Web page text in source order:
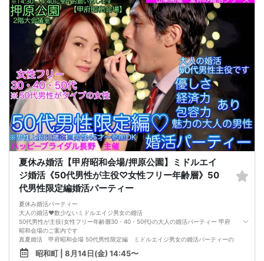
夏休み婚活【甲府昭和会場/押原公園】ミドルエイ
ジ婚活《50代男性が主役♡女性フリー年齢層》50
代男性限定編婚活パーティー
夏休み婚活パーティー
大人の婚活❤️数少ないミドルエイジ男女の婚活
50代男性が主役(女性フリー年齢層30・40・50代)の大人の婚活パーティー 甲府
昭和会場のご案内です
真夏婚活 甲府昭和会場 50代男性限定編 ミドルエイジ男女の婚活パーティーの
開催です
魅力的な大人の男性50代男性が主役です❤️
昭和町 | 8月14日(金) 14:45〜